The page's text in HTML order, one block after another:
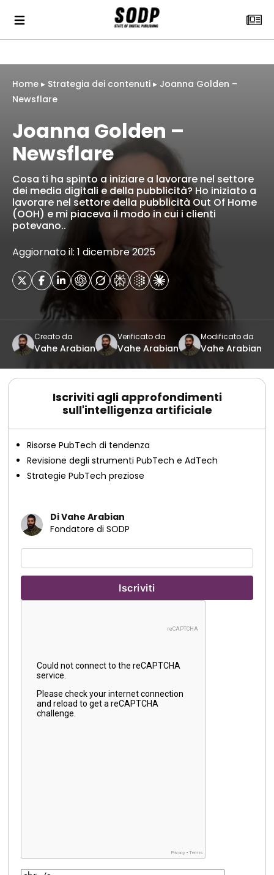
Home ▸ Strategia dei contenuti ▸ Joanna Golden –
Newsflare
Joanna Golden –
Newsflare
Cosa ti ha spinto a iniziare a lavorare nel settore
dei media digitali e della pubblicità? Ho iniziato a
lavorare nel settore della pubblicità Out Of Home
(OOH) e mi piaceva il modo in cui i clienti
potevano..
Aggiornato il: 1 dicembre 2025
Creato da
Vahe Arabian
Verificato da
Vahe Arabian
Modificato da
Vahe Arabian
Iscriviti agli approfondimenti
sull'intelligenza artificiale
Risorse PubTech di tendenza
Revisione degli strumenti PubTech e AdTech
Strategie PubTech preziose
Di Vahe Arabian
Fondatore di SODP